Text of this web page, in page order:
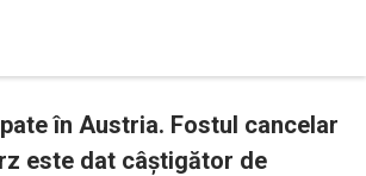
în Austria. Fostul cancelar
este dat câștigător de